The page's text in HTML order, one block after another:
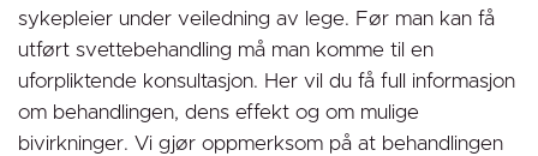
sykepleier under veiledning av lege. Før man kan få
utført svettebehandling må man komme til en
uforpliktende konsultasjon. Her vil du få full informasjon
om behandlingen, dens effekt og om mulige
bivirkninger. Vi gjør oppmerksom på at behandlingen